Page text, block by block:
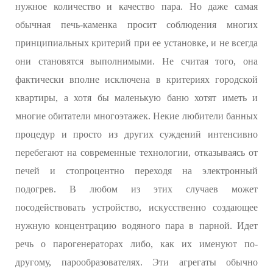
нужное количество и качество пара. Но даже самая
обычная печь-каменка просит соблюдения многих
принципиальных критерий при ее установке, и не всегда
они становятся выполнимыми. Не считая того, она
фактически вполне исключена в критериях городской
квартиры, а хотя бы маленькую баню хотят иметь и
многие обитатели многоэтажек. Некие любители банных
процедур и просто из других суждений интенсивно
перебегают на современные технологии, отказываясь от
печей и стопроцентно переходя на электронный
подогрев. В любом из этих случаев может
посодействовать устройство, искусственно создающее
нужную концентрацию водяного пара в парной. Идет
речь о парогенераторах либо, как их именуют по-
другому, парообразователях. Эти агрегаты обычно